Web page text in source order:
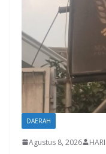
DAERAH
Agustus 8, 2026